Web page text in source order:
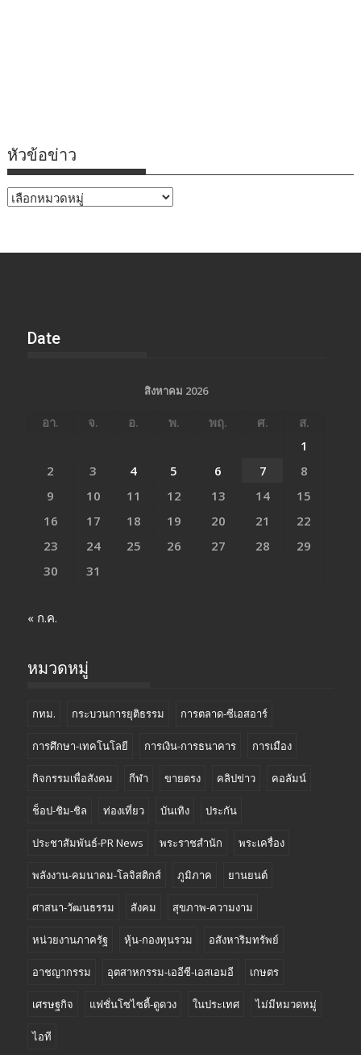
หัวข้อข่าว
หัวข้อ
Date
สิงหาคม 2026
อา. จ. อ. พ. พฤ. ศ.
ส.
1
2
3 4 5 6 7
8
9
10 11 12 13 14
15
16
17 18 19 20 21
22
23
24 25 26 27 28
29
30
31
« ก.ค.
หมวดหมู่
กทม. กระบวนการยุติธรรม การตลาด-ซีเอสอาร์
การศึกษา-เทคโนโลยี การเงิน-การธนาคาร การเมือง
กิจกรรมเพื่อสังคม กีฬา ขายตรง คลิปข่าว คอลัมน์
ช็อป-ชิม-ชิล ท่องเที่ยว บันเทิง ประกัน
ประชาสัมพันธ์-PR News พระราชสำนัก พระเครื่อง
พลังงาน-คมนาคม-โลจิสติกส์ ภูมิภาค ยานยนต์
ศาสนา-วัฒนธรรม สังคม สุขภาพ-ความงาม
หน่วยงานภาครัฐ หุ้น-กองทุนรวม อสังหาริมทรัพย์
อาชญากรรม อุตสาหกรรม-เออีซี-เอสเอมอี เกษตร
เศรษฐกิจ แฟชั่นโซไซตี้-ดูดวง ในประเทศ ไม่มีหมวดหมู่
ไอที